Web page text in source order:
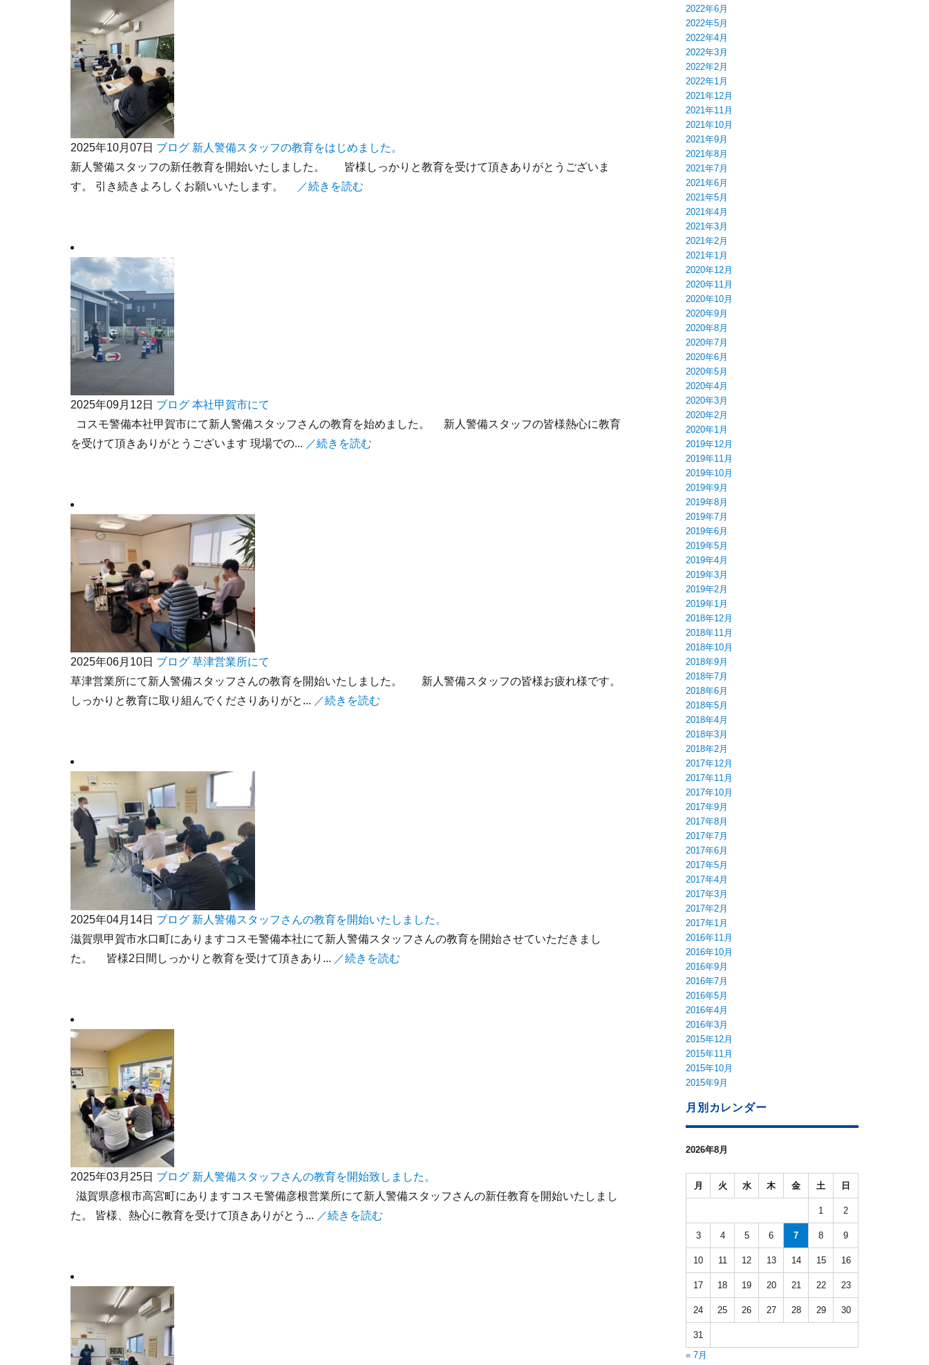
2025年10月07日 ブログ 新人警備スタッフの教育をはじめました。
新人警備スタッフの新任教育を開始いたしました。 皆様しっかりと教育を受けて頂きありがとうございま
す。 引き続きよろしくお願いいたします。
／続きを読む
2025年09月12日 ブログ 本社甲賀市にて
コスモ警備本社甲賀市にて新人警備スタッフさんの教育を始めました。 新人警備スタッフの皆様熱心に教育
を受けて頂きありがとうございます 現場での... ／続きを読む
2025年06月10日 ブログ 草津営業所にて
草津営業所にて新人警備スタッフさんの教育を開始いたしました。 新人警備スタッフの皆様お疲れ様です。
しっかりと教育に取り組んでくださりありがと... ／続きを読む
2025年04月14日 ブログ 新人警備スタッフさんの教育を開始いたしました。
滋賀県甲賀市水口町にありますコスモ警備本社にて新人警備スタッフさんの教育を開始させていただきまし
た。 皆様2日間しっかりと教育を受けて頂きあり... ／続きを読む
2025年03月25日 ブログ 新人警備スタッフさんの教育を開始致しました。
滋賀県彦根市高宮町にありますコスモ警備彦根営業所にて新人警備スタッフさんの新任教育を開始いたしまし
た。 皆様、熱心に教育を受けて頂きありがとう... ／続きを読む
2022年6月
2022年5月
2022年4月
2022年3月
2022年2月
2022年1月
2021年12月
2021年11月
2021年10月
2021年9月
2021年8月
2021年7月
2021年6月
2021年5月
2021年4月
2021年3月
2021年2月
2021年1月
2020年12月
2020年11月
2020年10月
2020年9月
2020年8月
2020年7月
2020年6月
2020年5月
2020年4月
2020年3月
2020年2月
2020年1月
2019年12月
2019年11月
2019年10月
2019年9月
2019年8月
2019年7月
2019年6月
2019年5月
2019年4月
2019年3月
2019年2月
2019年1月
2018年12月
2018年11月
2018年10月
2018年9月
2018年7月
2018年6月
2018年5月
2018年4月
2018年3月
2018年2月
2017年12月
2017年11月
2017年10月
2017年9月
2017年8月
2017年7月
2017年6月
2017年5月
2017年4月
2017年3月
2017年2月
2017年1月
2016年11月
2016年10月
2016年9月
2016年7月
2016年5月
2016年4月
2016年3月
2015年12月
2015年11月
2015年10月
2015年9月
月別カレンダー
2026年8月
月 火 水 木 金 土 日
1 2
3 4 5 6 7 8 9
10 11 12 13 14 15 16
17 18 19 20 21 22 23
24 25 26 27 28 29 30
31
« 7月